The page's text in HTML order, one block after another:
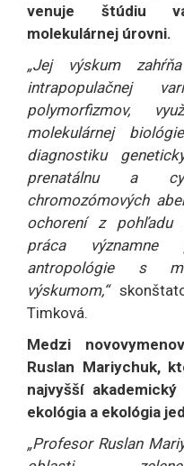
venuje štúdiu
molekulárnej úrovni.
„Jej výskum
intrapopulačnej
polymorfizmov,
molekulárnej
diagnostiku
prenatálnu a
chromozómových
ochorení z pohľadu
práca významne
antropológie s
výskumom,“
Timková.
Medzi
Ruslan Mariychuk,
najvyšší
ekológia a ekológia
„Profesor Ruslan